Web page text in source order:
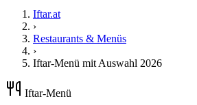
Iftar.at
›
Restaurants & Menüs
›
Iftar-Menü mit Auswahl 2026
Iftar-Menü